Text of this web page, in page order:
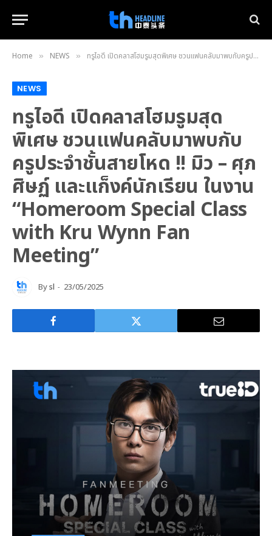
Home » NEWS » ทรูไอดี เปิดคลาสโฮมรูมสุดพิเศษ ชวนแฟนคลับมาพบกับครูประจำชั้นสายโหด !! มิว – ศุภศิษฏ์ และแก็งค์นักเรียน ในงาน “Homeroom Special Class with Kru Wynn Fan Meeting”
NEWS
ทรูไอดี เปิดคลาสโฮมรูมสุด
พิเศษ ชวนแฟนคลับมาพบกับ
ครูประจำชั้นสายโหด !! มิว – ศุภ
ศิษฏ์ และแก็งค์นักเรียน ในงาน
“Homeroom Special Class
with Kru Wynn Fan
Meeting”
Bysl 23/05/2025